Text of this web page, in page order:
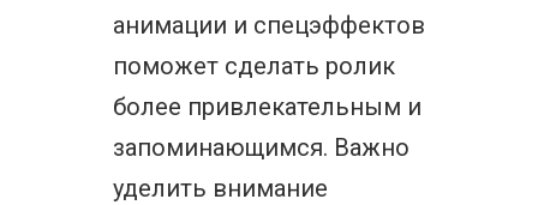
анимации и спецэффектов
поможет сделать ролик
более привлекательным и
запоминающимся. Важно
уделить внимание